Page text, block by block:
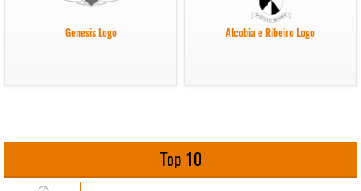
Genesis Logo Alcobia e Ribeiro Logo
Top 10